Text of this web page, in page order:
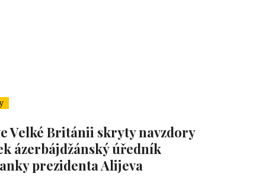
Velké Británii skryty navzdory
ázerbájdžánský úředník
prezidenta Alijeva